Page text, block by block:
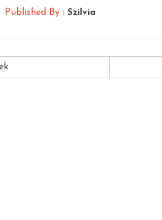
Published By : Szilvia